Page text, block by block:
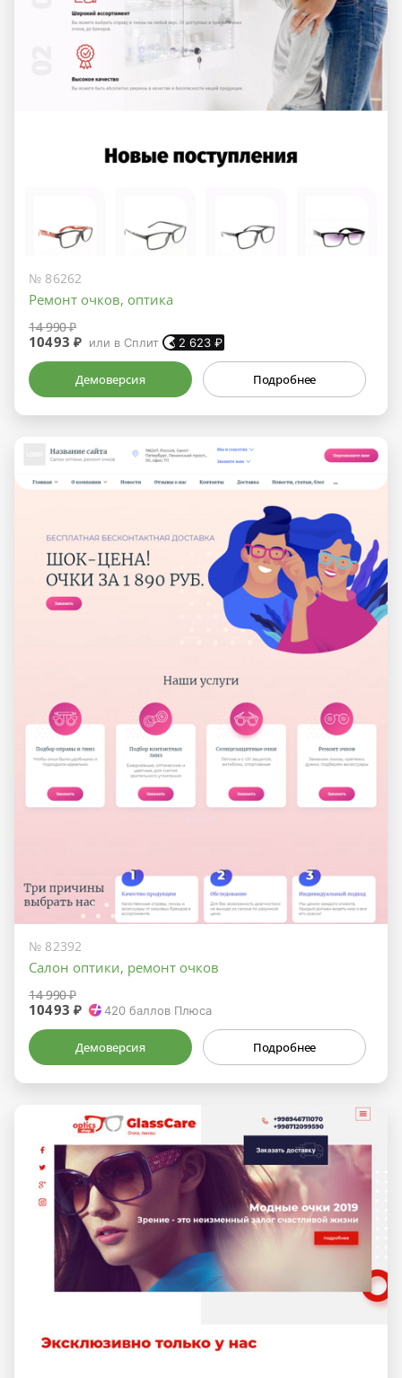
№ 86262
Ремонт очков, оптика
14 990 ₽
10493 ₽ или в Сплит 2 623 ₽
Демоверсия Подробнее
№ 82392
Салон оптики, ремонт очков
14 990 ₽
10493 ₽ 420 баллов Плюса
Демоверсия Подробнее